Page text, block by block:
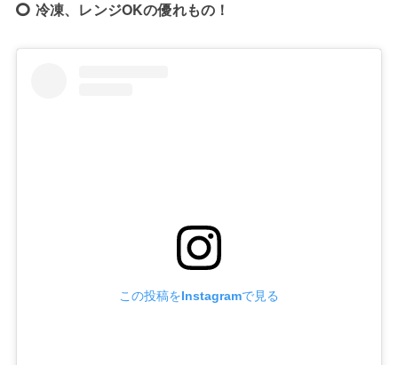
冷凍、レンジOKの優れもの！
この投稿をInstagramで見る